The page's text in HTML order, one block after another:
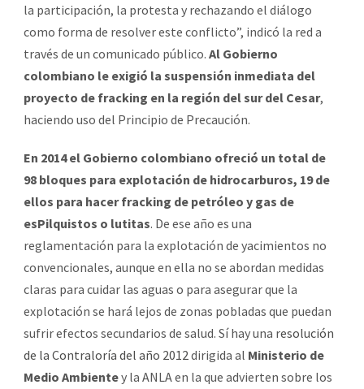
la participación, la protesta y rechazando el diálogo
como forma de resolver este conflicto”, indicó la red a
través de un comunicado público. Al Gobierno
colombiano le exigió la suspensión inmediata del
proyecto de fracking en la región del sur del Cesar,
haciendo uso del Principio de Precaución.
En 2014 el Gobierno colombiano ofreció un total de
98 bloques para explotación de hidrocarburos, 19 de
ellos para hacer fracking de petróleo y gas de
esPilquistos o lutitas. De ese año es una
reglamentación para la explotación de yacimientos no
convencionales, aunque en ella no se abordan medidas
claras para cuidar las aguas o para asegurar que la
explotación se hará lejos de zonas pobladas que puedan
sufrir efectos secundarios de salud. Sí hay una resolución
de la Contraloría del año 2012 dirigida al Ministerio de
Medio Ambientey la ANLA en la que advierten sobre los